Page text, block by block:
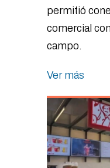
permitió
comercial
campo.
Ver más